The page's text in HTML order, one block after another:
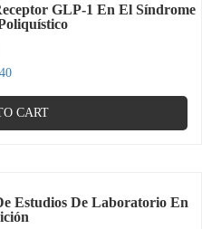
GLP-1 En El Síndrome
CART
Estudios De Laboratorio En